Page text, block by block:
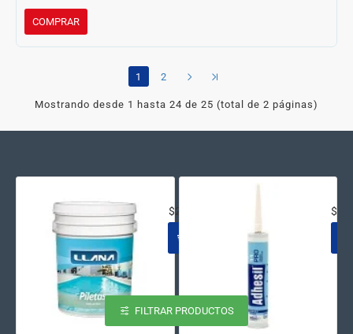
COMPRAR
1 2
Mostrando desde 1 hasta 24 de 25 (total de 2 páginas)
$231.645
FILTRAR PRODUCTOS